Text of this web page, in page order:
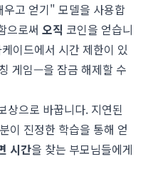
고 얻기" 모델을 사용합
으로써 오직 코인을 얻습니
이드에서 시간 제한이 있
게임—을 잠금 해제할 수
상으로 바꿉니다. 지연된
이 진정한 학습을 통해 얻
시간을 찾는 부모님들에게